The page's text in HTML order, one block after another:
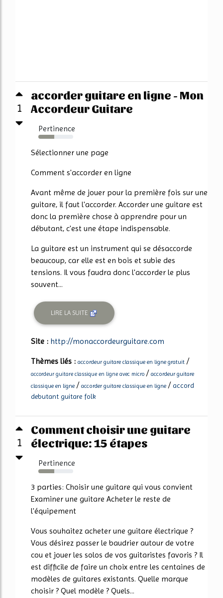
1
accorder guitare en ligne - Mon
Accordeur Guitare
Pertinence
46%
Sélectionner une page
Comment s'accorder en ligne
Avant même de jouer pour la première fois sur une
guitare, il faut l'accorder. Accorder une guitare est
donc la première chose à apprendre pour un
débutant, c'est une étape indispensable.
La guitare est un instrument qui se désaccorde
beaucoup, car elle est en bois et subie des
tensions. Il vous faudra donc l'accorder le plus
souvent...
LIRE LA SUITE
Site : http://monaccordeurguitare.com
Thèmes liés : accordeur guitare classique en ligne gratuit /
accordeur guitare classique en ligne avec micro / accordeur guitare
classique en ligne / accorder guitare classique en ligne /accord
debutant guitare folk
1
Comment choisir une guitare
électrique: 15 étapes
Pertinence
46%
3 parties: Choisir une guitare qui vous convient
Examiner une guitare Acheter le reste de
l'équipement
Vous souhaitez acheter une guitare électrique ?
Vous désirez passer le baudrier autour de votre
cou et jouer les solos de vos guitaristes favoris ? Il
est difficile de faire un choix entre les centaines de
modèles de guitares existants. Quelle marque
choisir ? Quel modèle ? Quels...